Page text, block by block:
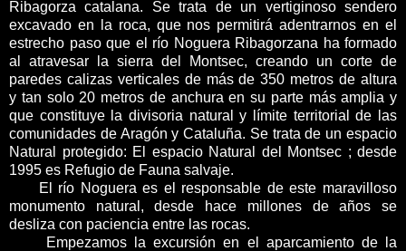
Ribagorza catalana. Se trata de un
vertiginoso sendero
excavado en la roca, que nos permitirá adentrarnos en el
estrecho paso que el río Noguera Ribagorzana ha formado
al atravesar la sierra del Montsec, creando un corte de
paredes calizas verticales de más de 350 metros de altura
y tan solo 20 metros de anchura en su parte más amplia y
que constituye la divisoria natural y límite territorial de las
comunidades de Aragón y Cataluña. Se trata de un espacio
Natural protegido: El espacio Natural del Montsec ; desde
1995 es Refugio de Fauna salvaje.
El río Noguera es el responsable de este maravilloso
monumento natural, desde hace millones de años se
desliza con paciencia entre las rocas.
Empezamos la excursión en el aparcamiento de la